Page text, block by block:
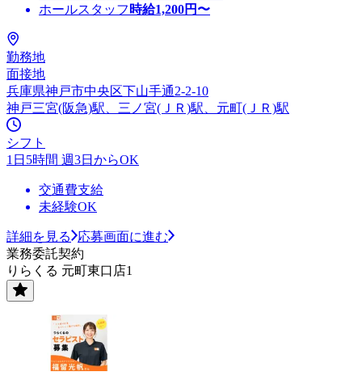
ホールスタッフ 時給1,200円〜
勤務地
面接地
兵庫県神戸市中央区下山手通2-2-10
神戸三宮(阪急)駅、三ノ宮(ＪＲ)駅、元町(ＪＲ)駅
シフト
1日5時間 週3日からOK
交通費支給
未経験OK
詳細を見る
応募画面に進む
業務委託契約
りらくる 元町東口店1